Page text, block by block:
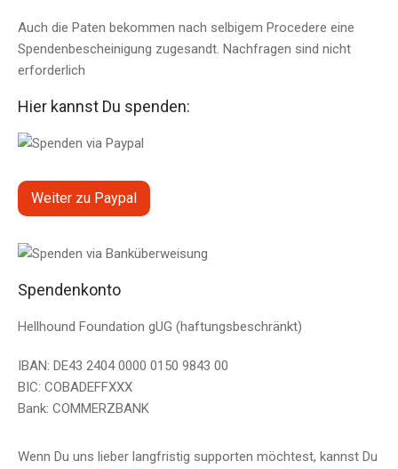
Auch die Paten bekommen nach selbigem Procedere eine
Spendenbescheinigung zugesandt. Nachfragen sind nicht
erforderlich
Hier kannst Du spenden:
Weiter zu Paypal
Spendenkonto
Hellhound Foundation gUG (haftungsbeschränkt)
IBAN: DE43 2404 0000 0150 9843 00
BIC: COBADEFFXXX
Bank: COMMERZBANK
Wenn Du uns lieber langfristig supporten möchtest, kannst Du